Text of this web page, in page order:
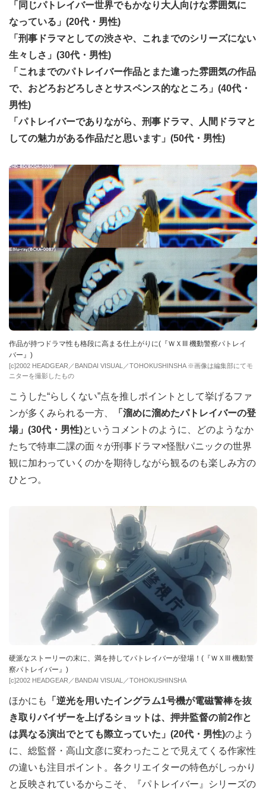
「同じパトレイバー世界でもかなり大人向けな雰囲気に
なっている」(20代・男性)
「刑事ドラマとしての渋さや、これまでのシリーズにない
生々しさ」(30代・男性)
「これまでのパトレイバー作品とまた違った雰囲気の作品
で、おどろおどろしさとサスペンス的なところ」(40代・
男性)
「パトレイバーでありながら、刑事ドラマ、人間ドラマと
しての魅力がある作品だと思います」(50代・男性)
作品が持つドラマ性も格段に高まる仕上がりに(『ＷＸIII 機動警察パトレイ
バー』)
[c]2002 HEADGEAR／BANDAI VISUAL／TOHOKUSHINSHA ※画像は編集部にてモ
ニターを撮影したもの
こうした“らしくない”点を推しポイントとして挙げるファ
ンが多くみられる一方、
「溜めに溜めたパトレイバーの登
場」(30代・男性)というコメントのように、どのようなか
たちで特車二課の面々が刑事ドラマ×怪獣パニックの世界
観に加わっていくのかを期待しながら観るのも楽しみ方の
ひとつ。
硬派なストーリーの末に、満を持してパトレイバーが登場！(『ＷＸIII 機動警
察パトレイバー』)
[c]2002 HEADGEAR／BANDAI VISUAL／TOHOKUSHINSHA
ほかにも
「逆光を用いたイングラム1号機が電磁警棒を抜
き取りバイザーを上げるショットは、押井監督の前2作と
は異なる演出でとても際立っていた」(20代・男性)のよう
に、総監督・高山文彦に変わったことで見えてくる作家性
の違いも注目ポイント。各クリエイターの特色がしっかり
と反映されているからこそ、『パトレイバー』シリーズの